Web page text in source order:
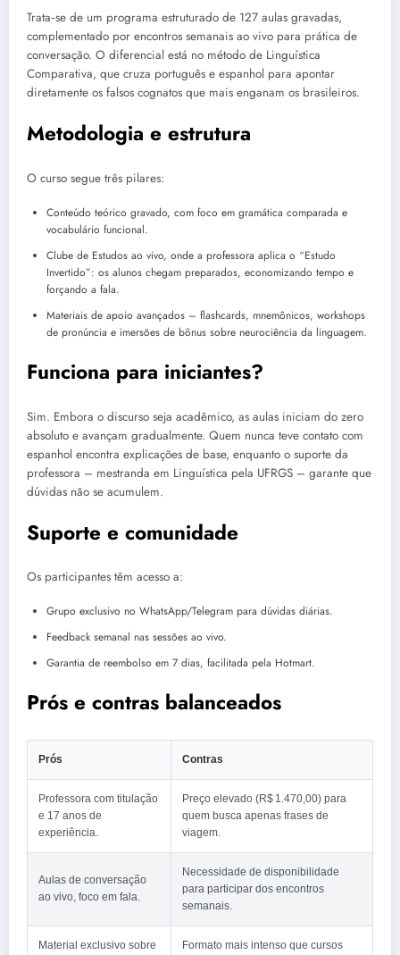
Trata‑se de um programa estruturado de 127 aulas gravadas,
complementado por encontros semanais ao vivo para prática de
conversação. O diferencial está no método de Linguística
Comparativa, que cruza português e espanhol para apontar
diretamente os falsos cognatos que mais enganam os brasileiros.
Metodologia e estrutura
O curso segue três pilares:
Conteúdo teórico gravado, com foco em gramática comparada e
vocabulário funcional.
Clube de Estudos ao vivo, onde a professora aplica o “Estudo
Invertido”: os alunos chegam preparados, economizando tempo e
forçando a fala.
Materiais de apoio avançados – flashcards, mnemônicos, workshops
de pronúncia e imersões de bônus sobre neurociência da linguagem.
Funciona para iniciantes?
Sim. Embora o discurso seja acadêmico, as aulas iniciam do zero
absoluto e avançam gradualmente. Quem nunca teve contato com
espanhol encontra explicações de base, enquanto o suporte da
professora – mestranda em Linguística pela UFRGS – garante que
dúvidas não se acumulem.
Suporte e comunidade
Os participantes têm acesso a:
Grupo exclusivo no WhatsApp/Telegram para dúvidas diárias.
Feedback semanal nas sessões ao vivo.
Garantia de reembolso em 7 dias, facilitada pela Hotmart.
Prós e contras balanceados
Prós Contras
Professora com titulação
e 17 anos de
experiência.
Preço elevado (R$ 1.470,00) para
quem busca apenas frases de
viagem.
Aulas de conversação
ao vivo, foco em fala.
Necessidade de disponibilidade
para participar dos encontros
semanais.
Material exclusivo sobre
Formato mais intenso que cursos